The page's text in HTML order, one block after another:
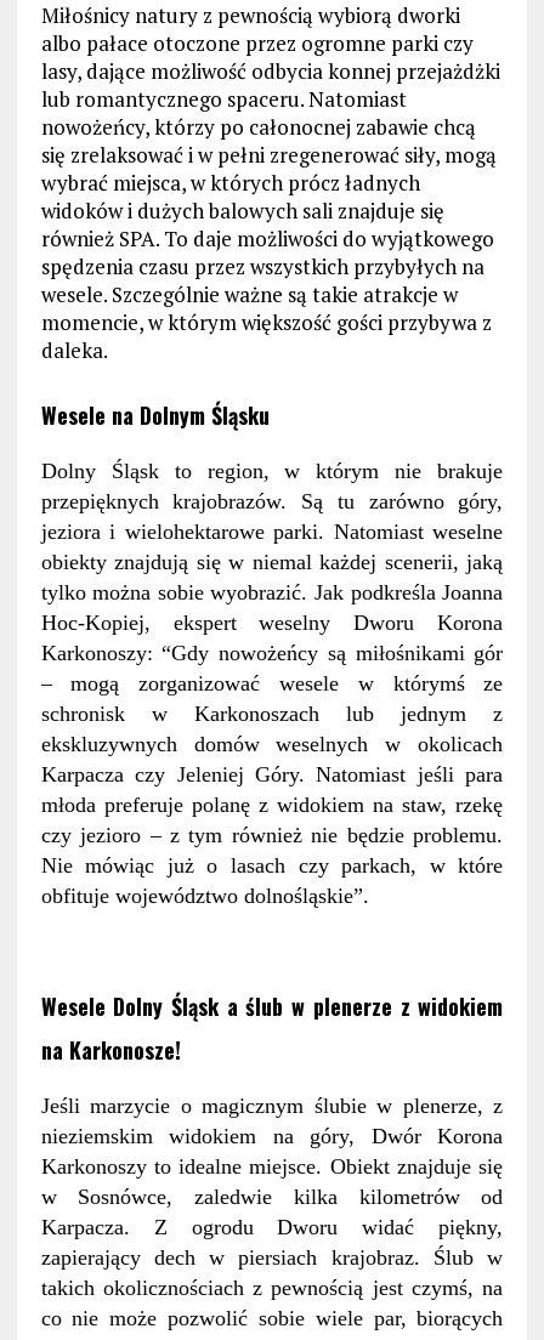
Miłośnicy natury z pewnością wybiorą dworki
albo pałace otoczone przez ogromne parki czy
lasy, dające możliwość odbycia konnej przejażdżki
lub romantycznego spaceru. Natomiast
nowożeńcy, którzy po całonocnej zabawie chcą
się zrelaksować i w pełni zregenerować siły, mogą
wybrać miejsca, w których prócz ładnych
widoków i dużych balowych sali znajduje się
również SPA. To daje możliwości do wyjątkowego
spędzenia czasu przez wszystkich przybyłych na
wesele. Szczególnie ważne są takie atrakcje w
momencie, w którym większość gości przybywa z
daleka.
Wesele na Dolnym Śląsku
Dolny Śląsk to region, w którym nie brakuje
przepięknych krajobrazów. Są tu zarówno góry,
jeziora i wielohektarowe parki. Natomiast weselne
obiekty znajdują się w niemal każdej scenerii, jaką
tylko można sobie wyobrazić. Jak podkreśla Joanna
Hoc-Kopiej, ekspert weselny Dworu Korona
Karkonoszy: “Gdy nowożeńcy są miłośnikami gór
– mogą zorganizować wesele w którymś ze
schronisk w Karkonoszach lub jednym z
ekskluzywnych domów weselnych w okolicach
Karpacza czy Jeleniej Góry. Natomiast jeśli para
młoda preferuje polanę z widokiem na staw, rzekę
czy jezioro – z tym również nie będzie problemu.
Nie mówiąc już o lasach czy parkach, w które
obfituje województwo dolnośląskie”.
Wesele Dolny Śląsk a ślub w plenerze z widokiem
na Karkonosze!
Jeśli marzycie o magicznym ślubie w plenerze, z
nieziemskim widokiem na góry, Dwór Korona
Karkonoszy to idealne miejsce. Obiekt znajduje się
w Sosnówce, zaledwie kilka kilometrów od
Karpacza. Z ogrodu Dworu widać piękny,
zapierający dech w piersiach krajobraz. Ślub w
takich okolicznościach z pewnością jest czymś, na
co nie może pozwolić sobie wiele par, biorących